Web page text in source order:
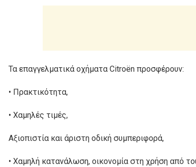
Τα επαγγελματικά οχήματα Citroën προσφέρουν:
• Πρακτικότητα,
• Χαμηλές τιμές,
Aξιοπιστία και άριστη οδική συμπεριφορά,
• Χαμηλή κατανάλωση, οικονομία στη χρήση από